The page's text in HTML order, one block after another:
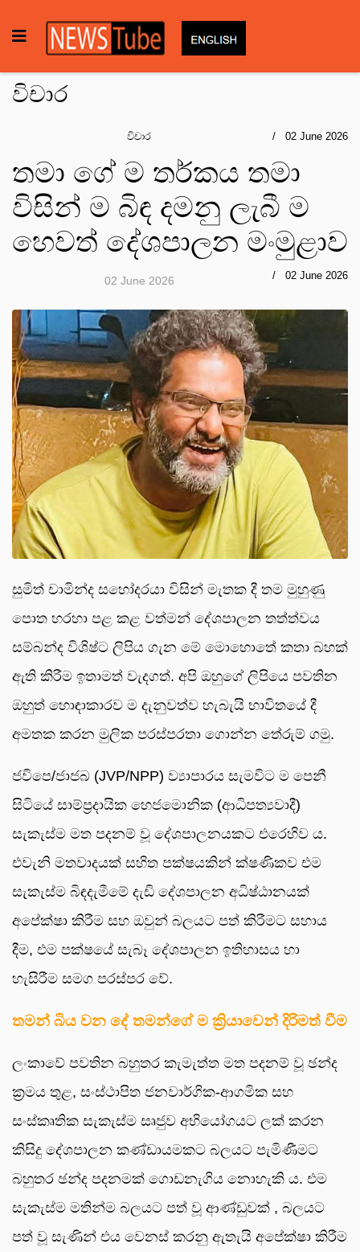
විචාර
විචාර 02 June 2026
තමා ගේ ම තර්කය තමා
විසින් ම බිඳ දමනු ලැබී ම
හෙවත් දේශපාලන මංමුළාව
02 June 2026 02 June 2026
සුමිත් චාමින්ද සහෝදරයා විසින් මැතක දී තම මුහුණු
පොත හරහා පළ කළ වත්මන් දේශපාලන තත්ත්වය
සම්බන්ද විශිෂ්ට ලිපිය ගැන මේ මොහොතේ කතා බහක්
ඇති කිරීම ඉතාමත් වැදගත්. අපි ඔහුගේ ලිපියෙ පවතින
ඔහුත් හොඳාකාරව ම දැනුවත්ව හැබැයි භාවිතයේ දී
අමතක කරන මුලික පරස්පරතා ගොන්න තේරුම් ගමු.
ජවිපෙ/ජාජබ (JVP/NPP) ව්‍යාපාරය සැමවිට ම පෙනී
සිටියේ සාම්ප්‍රදායික හෙජමොනික (ආධිපත්‍යවාදී)
සැකැස්ම මත පදනම් වූ දේශපාලනයකට එරෙහිව ය.
එවැනි මතවාදයක් සහිත පක්ෂයකින් ක්ෂණිකව එම
සැකැස්ම බිඳදැමීමේ දැඩි දේශපාලන අධිෂ්ඨානයක්
අපේක්ෂා කිරීම සහ ඔවුන් බලයට පත් කිරීමට සහාය
දීම, එම පක්ෂයේ සැබෑ දේශපාලන ඉතිහාසය හා
හැසිරීම සමග පරස්පර වේ.
තමන් බිය වන දේ තමන්ගේ ම ක්‍රියාවෙන් දිරිමත් වීම
ලංකාවේ පවතින බහුතර කැමැත්ත මත පදනම් වූ ඡන්ද
ක්‍රමය තුළ, සංස්ථාපිත ජනවාර්ගික-ආගමික සහ
සංස්කෘතික සැකැස්ම සෘජුව අභියෝගයට ලක් කරන
කිසිදු දේශපාලන කණ්ඩායමකට බලයට පැමිණීමට
බහුතර ඡන්ද පදනමක් ගොඩනැගිය නොහැකි ය. එම
සැකැස්ම මතින්ම බලයට පත් වූ ආණ්ඩුවක්‌ , බලයට
පත් වූ සැණින් එය වෙනස් කරනු ඇතැයි අපේක්ෂා කිරීම